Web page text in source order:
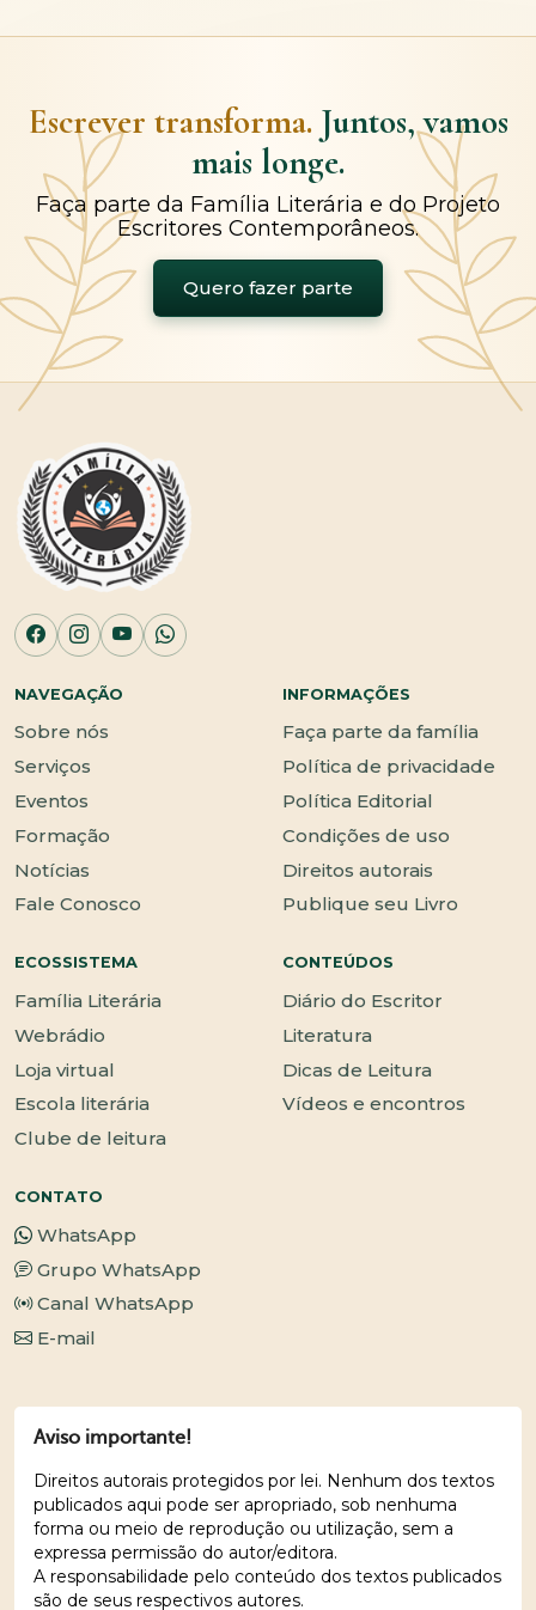
Escrever transforma. Juntos, vamos
mais longe.
Faça parte da Família Literária e do Projeto
Escritores Contemporâneos.
Quero fazer parte
NAVEGAÇÃO
Sobre nós
Serviços
Eventos
Formação
Notícias
Fale Conosco
INFORMAÇÕES
Faça parte da família
Política de privacidade
Política Editorial
Condições de uso
Direitos autorais
Publique seu Livro
ECOSSISTEMA
Família Literária
Webrádio
Loja virtual
Escola literária
Clube de leitura
CONTEÚDOS
Diário do Escritor
Literatura
Dicas de Leitura
Vídeos e encontros
CONTATO
WhatsApp
Grupo WhatsApp
Canal WhatsApp
E-mail
Aviso importante!
Direitos autorais protegidos por lei. Nenhum dos textos
publicados aqui pode ser apropriado, sob nenhuma
forma ou meio de reprodução ou utilização, sem a
expressa permissão do autor/editora.
A responsabilidade pelo conteúdo dos textos publicados
são de seus respectivos autores.